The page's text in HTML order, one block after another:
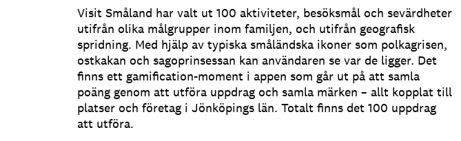
Visit Småland har valt ut 100 aktiviteter, besöksmål och sevärdheter
utifrån olika målgrupper inom familjen, och utifrån geografisk
spridning. Med hjälp av typiska småländska ikoner som polkagrisen,
ostkakan och sagoprinsessan kan användaren se var de ligger. Det
finns ett gamification-moment i appen som går ut på att samla
poäng genom att utföra uppdrag och samla märken – allt kopplat till
platser och företag i Jönköpings län. Totalt finns det 100 uppdrag
att utföra.